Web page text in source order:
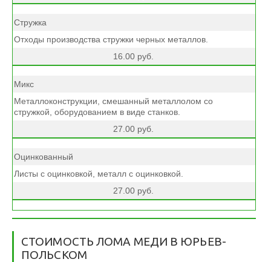
Стружка
Отходы производства стружки черных металлов.
16.00 руб.
Микс
Металлоконструкции, смешанный металлолом со
стружкой, оборудованием в виде станков.
27.00 руб.
Оцинкованный
Листы с оцинковкой, металл с оцинковкой.
27.00 руб.
CТОИМОСТЬ ЛОМА МЕДИ В ЮРЬЕВ-
ПОЛЬСКОМ